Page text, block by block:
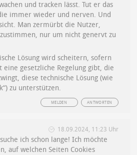
und tracken lässt. Tut er das
immer wieder und nerven. Und
Man zermürbt die Nutzer,
nur um nicht genervt zu
Lösung wird scheitern, sofern
eine gesetzliche Regelung gibt, die
diese technische Lösung (wie
zu unterstützen.
ANTWORTEN
MELDEN
18.09.2024, 11:23 Uhr
ich schon lange! Ich möchte
auf welchen Seiten Cookies